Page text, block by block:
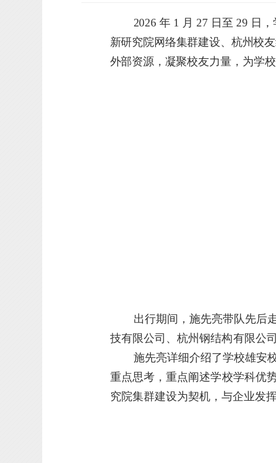
2026 年 1 月 27 日至 29 日
新研究院网络集群建设、杭州校
外部资源，凝聚校友力量 ， 为学
出行期间，施先亮带队先后
技有限公司、杭州钢结构有限公司
施先亮详细介绍了学校雄安
重点思考，重点阐述学校学科优
究院集群建设为契机，与企业发